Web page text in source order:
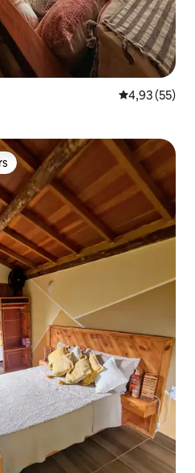
Note
4,93 (55)
les plus aimés